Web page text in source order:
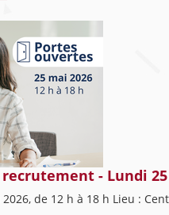
- Lundi
de 12 h à 18 h Lieu :